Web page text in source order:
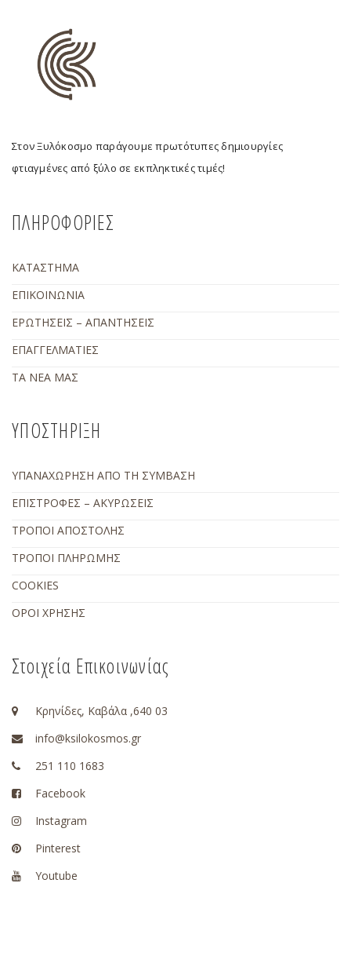
Στον Ξυλόκοσμο παράγουμε πρωτότυπες δημιουργίες
φτιαγμένες από ξύλο σε εκπληκτικές τιμές!
ΠΛΗΡΟΦΟΡΙΕΣ
ΚΑΤΑΣΤΗΜΑ
ΕΠΙΚΟΙΝΩΝΙΑ
ΕΡΩΤΗΣΕΙΣ – ΑΠΑΝΤΗΣΕΙΣ
ΕΠΑΓΓΕΛΜΑΤΙΕΣ
ΤΑ ΝΕΑ ΜΑΣ
ΥΠΟΣΤΗΡΙΞΗ
ΥΠΑΝΑΧΩΡΗΣΗ ΑΠΟ ΤΗ ΣΥΜΒΑΣΗ
ΕΠΙΣΤΡΟΦΕΣ – ΑΚΥΡΩΣΕΙΣ
ΤΡΟΠΟΙ ΑΠΟΣΤΟΛΗΣ
ΤΡΟΠΟΙ ΠΛΗΡΩΜΗΣ
COOKIES
ΟΡΟΙ ΧΡΗΣΗΣ
Στοιχεία Επικοινωνίας
Κρηνίδες, Καβάλα ,640 03
info@ksilokosmos.gr
251 110 1683
Facebook
Instagram
Pinterest
Youtube